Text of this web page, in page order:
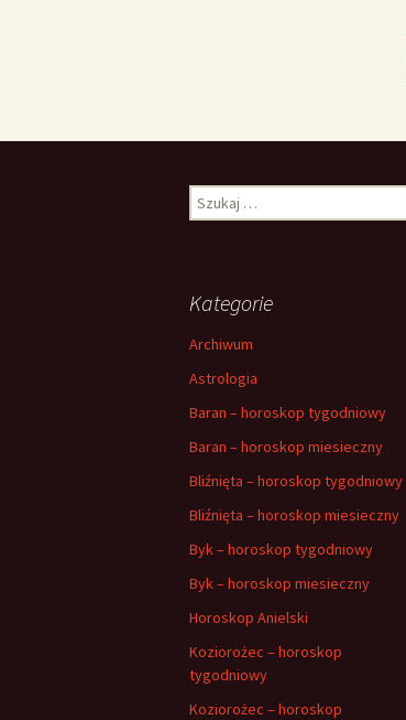
Szukaj:
Kategorie
Archiwum
Astrologia
Baran – horoskop tygodniowy
Baran – horoskop miesieczny
Bliźnięta – horoskop tygodniowy
Bliźnięta – horoskop miesieczny
Byk – horoskop tygodniowy
Byk – horoskop miesieczny
Horoskop Anielski
Koziorożec – horoskop
tygodniowy
Koziorożec – horoskop